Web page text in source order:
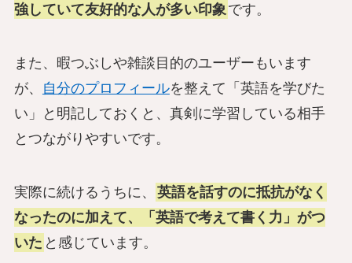
強していて友好的な人が多い印象です。
また、暇つぶしや雑談目的のユーザーもいます
が、
自分のプロフィールを整えて「英語を学びた
い」と明記しておくと、真剣に学習している相手
とつながりやすいです。
実際に続けるうちに、
英語を話すのに抵抗がなく
なったのに加えて、「英語で考えて書く力」がつ
いた と感じています。